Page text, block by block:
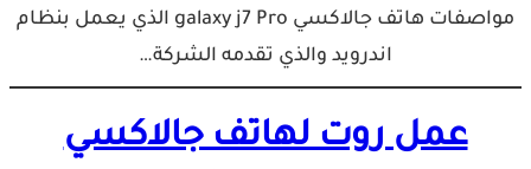
مواصفات هاتف جالاكسي galaxy j7 Pro الذي يعمل بنظام
اندرويد والذي تقدمه الشركة…
عمل روت لهاتف جالاكسي